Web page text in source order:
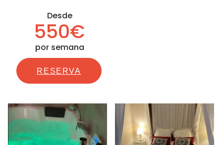
Desde
550€
por semana
RESERVA